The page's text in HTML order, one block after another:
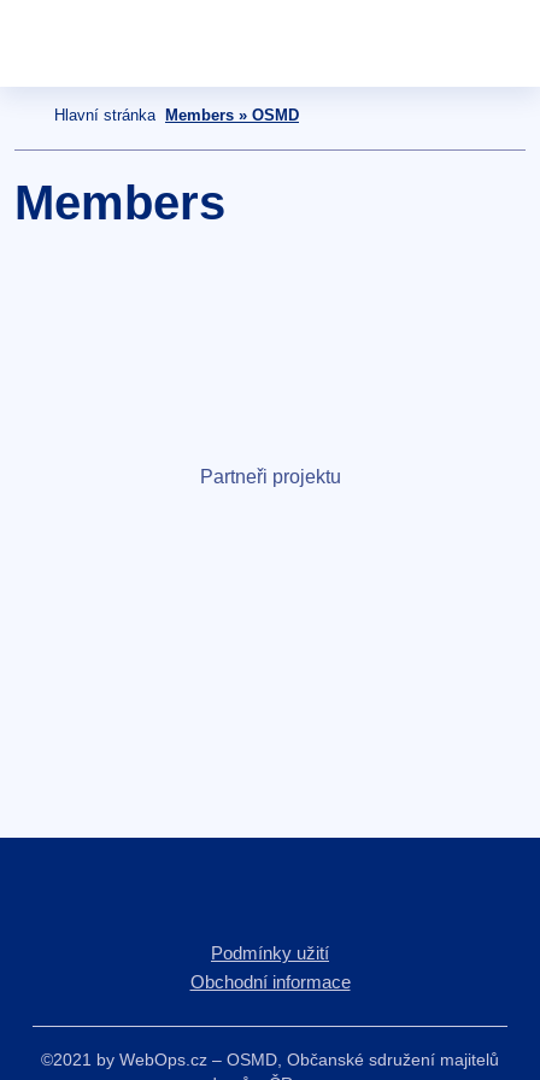
Hlavní stránka Members » OSMD
Members
Partneři projektu
Podmínky užití
Obchodní informace
©2021 by WebOps.cz – OSMD, Občanské sdružení majitelů